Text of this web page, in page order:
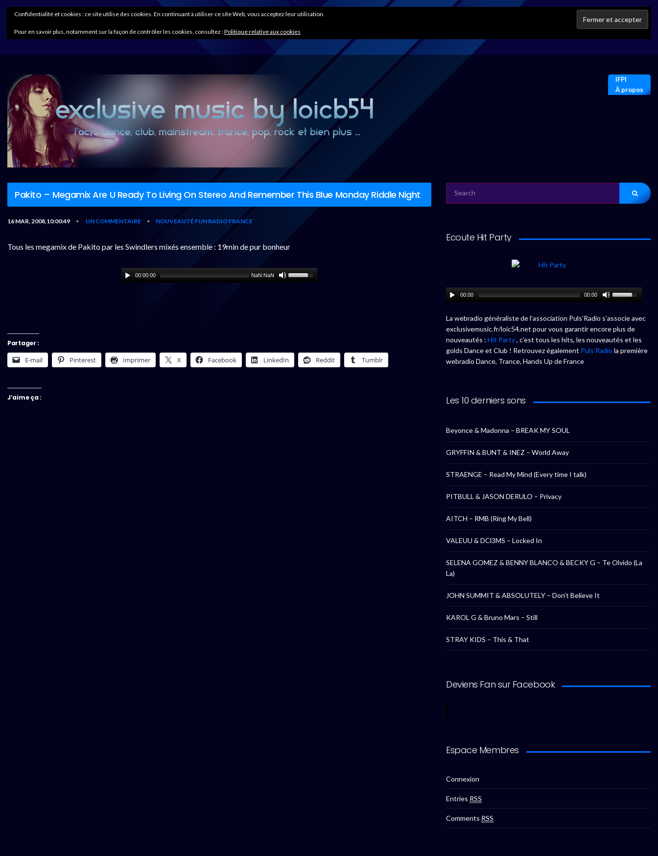
IFPI
À propos
Pakito – Megamix Are U Ready To Living On Stereo And Remember This Blue Monday Riddle Night
16 MAR, 2008,10:00:49 • UN COMMENTAIRE • NOUVEAUTÉ FUN RADIO FRANCE
Tous les megamix de Pakito par les Swindlers mixés ensemble : 19min de pur bonheur
00:00:00 NaN:NaN
Partager :
E-mail Pinterest Imprimer X Facebook LinkedIn Reddit Tumblr
J’aime ça :
FOR:
Ecoute Hit Party
00:00 00:00
La webradio généraliste de l’association Puls’Radio s’associe avec
exclusivemusic.fr/loic54.net pour vous garantir encore plus de
nouveautés : Hit Party, c’est tous les hits, les nouveautés et les
golds Dance et Club ! Retrouvez également Puls’Radio la première
webradio Dance, Trance, Hands Up de France
Les 10 derniers sons
Beyonce & Madonna – BREAK MY SOUL
GRYFFIN & BUNT & INEZ – World Away
STRAENGE – Read My Mind (Every time I talk)
PITBULL & JASON DERULO – Privacy
AITCH – RMB (Ring My Bell)
VALEUU & DCl3MS – Locked In
SELENA GOMEZ & BENNY BLANCO & BECKY G – Te Olvido (La
La)
JOHN SUMMIT & ABSOLUTELY – Don’t Believe It
KAROL G & Bruno Mars – Still
STRAY KIDS – This & That
Deviens Fan sur Facebook
Espace Membres
Connexion
Entries RSS
Comments RSS
Confidentialité et cookies : ce site utilise des cookies. En continuant à utiliser ce site Web, vous acceptez leur utilisation.
Pour en savoir plus, notamment sur la façon de contrôler les cookies, consultez :Politique relative aux cookies